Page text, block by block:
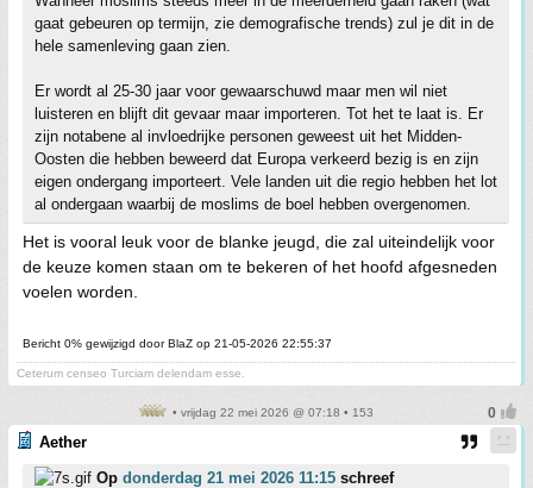
gaat gebeuren op termijn, zie demografische trends) zul je dit in de
hele samenleving gaan zien.
Er wordt al 25-30 jaar voor gewaarschuwd maar men wil niet
luisteren en blijft dit gevaar maar importeren. Tot het te laat is. Er
zijn notabene al invloedrijke personen geweest uit het Midden-
Oosten die hebben beweerd dat Europa verkeerd bezig is en zijn
eigen ondergang importeert. Vele landen uit die regio hebben het lot
al ondergaan waarbij de moslims de boel hebben overgenomen.
Het is vooral leuk voor de blanke jeugd, die zal uiteindelijk voor
de keuze komen staan om te bekeren of het hoofd afgesneden
voelen worden.
Bericht 0% gewijzigd door BlaZ op 21-05-2026 22:55:37
Ceterum censeo Turciam delendam esse.
• vrijdag 22 mei 2026 @ 07:18 • 153
Aether
Op donderdag 21 mei 2026 11:15 schreef